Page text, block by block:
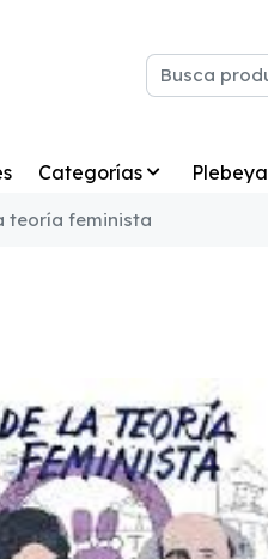
Categorías Plebeya
teoría feminista